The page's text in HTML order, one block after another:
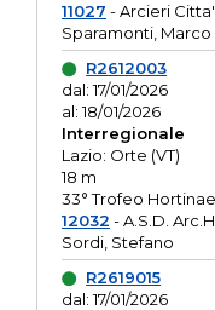
11027 - Arcieri
Sparamonti, Marco
R2612003
dal: 17/01/2026
al: 18/01/2026
Interregionale
Lazio: Orte (VT)
18 m
33° Trofeo
12032 - A.S.D.
Sordi, Stefano
R2619015
dal: 17/01/2026